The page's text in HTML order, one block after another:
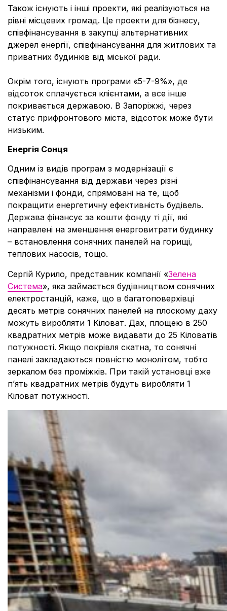
Також існують і інші проекти, які реалізуються на
рівні місцевих громад. Це проекти для бізнесу,
співфінансування в закупці альтернативних
джерел енергії, співфінансування для житлових та
приватних будинків від міської ради.
Окрім того, існують програми «5-7-9%», де
відсоток сплачується клієнтами, а все інше
покривається державою. В Запоріжжі, через
статус прифронтового міста, відсоток може бути
низьким.
Енергія Сонця
Одним із видів програм з модернізації є
співфінансування від держави через різні
механізми і фонди, спрямовані на те, щоб
покращити енергетичну ефективність будівель.
Держава фінансує за кошти фонду ті дії, які
направлені на зменшення енерговитрати будинку
– встановлення сонячних панелей на горищі,
теплових насосів, тощо.
Сергій Курило, представник компанії «Зелена
Система», яка займається будівництвом сонячних
електростанцій, каже, що в багатоповерхівці
десять метрів сонячних панелей на плоскому даху
можуть виробляти 1 Кіловат. Дах, площею в 250
квадратних метрів може видавати до 25 Кіловатів
потужності. Якщо покрівля скатна, то сонячні
панелі закладаються повністю монолітом, тобто
зеркалом без проміжків. При такій установці вже
п’ять квадратних метрів будуть виробляти 1
Кіловат потужності.